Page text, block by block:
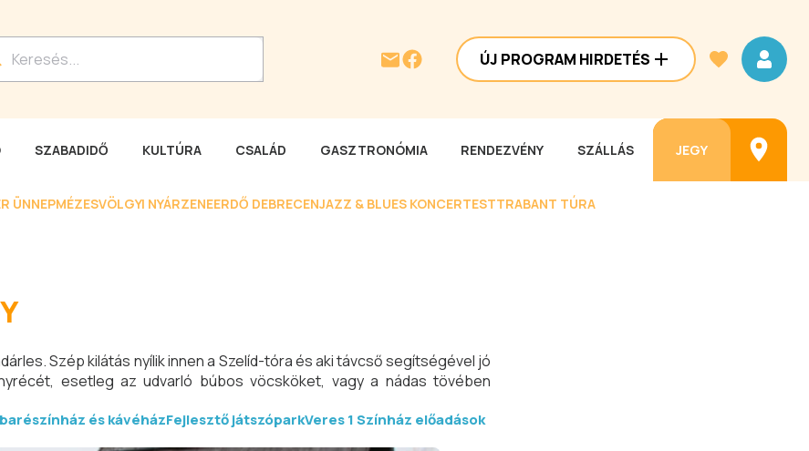
ÚJ PROGRAM HIRDETÉS
SZABADIDŐ KULTÚRA CSALÁD GASZTRONÓMIA RENDEZVÉNY SZÁLLÁS JEGY
ÜNNEPMÉZESVÖLGYI NYÁRZENEERDŐ DEBRECENJAZZ & BLUES KONCERTESTTRABANT TÚRA
Szép kilátás nyílik innen a Szelíd-tóra és aki távcső segítségével jó
esetleg az udvarló búbos vöcsköket, vagy a nádas tövében
és kávéházFejlesztő játszóparkVeres 1 Színház előadások